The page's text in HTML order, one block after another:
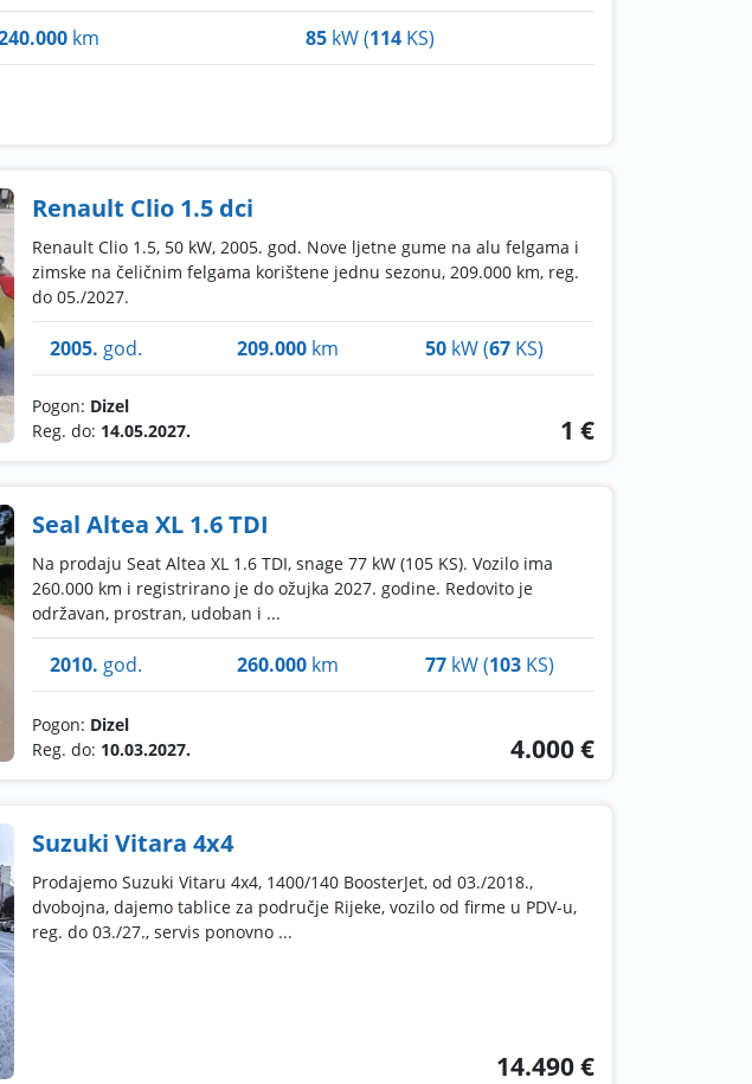
km 85kW (114KS)
Renault Clio 1.5 dci
Renault Clio 1.5, 50 kW, 2005. god. Nove ljetne gume na alu felgama i
zimske na čeličnim felgama korištene jednu sezonu, 209.000 km, reg.
do 05./2027.
2005. god. 209.000 km 50kW (67KS)
Pogon: Dizel
Reg. do: 14.05.2027. 1 €
Seal Altea XL 1.6 TDI
Na prodaju Seat Altea XL 1.6 TDI, snage 77 kW (105 KS). Vozilo ima
260.000 km i registrirano je do ožujka 2027. godine. Redovito je
održavan, prostran, udoban i ...
2010. god. 260.000 km 77kW (103KS)
Pogon: Dizel
Reg. do: 10.03.2027. 4.000 €
Suzuki Vitara 4x4
Prodajemo Suzuki Vitaru 4x4, 1400/140 BoosterJet, od 03./2018.,
dvobojna, dajemo tablice za područje Rijeke, vozilo od firme u PDV-u,
reg. do 03./27., servis ponovno ...
14.490 €